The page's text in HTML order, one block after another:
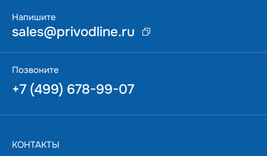
Напишите
sales@privodline.ru
Позвоните
+7 (499) 678-99-07
КОНТАКТЫ